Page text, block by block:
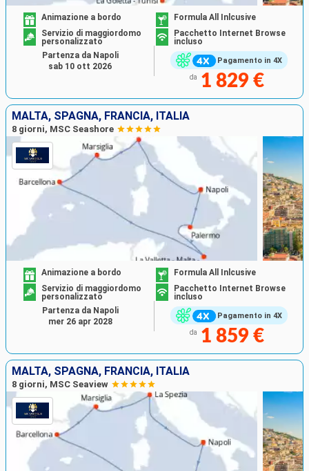
Pagamento in 4X
Animazione a bordo
Formula All Inlcusive
Servizio di maggiordomo
personalizzato
Pacchetto Internet Browse
incluso
da 1 829 €
Partenza da Napoli
sab 10 ott 2026
MALTA, SPAGNA, FRANCIA, ITALIA
8 giorni, MSC Seashore
Pagamento in 4X
Animazione a bordo
Formula All Inlcusive
Servizio di maggiordomo
personalizzato
Pacchetto Internet Browse
incluso
da 1 859 €
Partenza da Napoli
mer 26 apr 2028
MALTA, SPAGNA, FRANCIA, ITALIA
8 giorni, MSC Seaview